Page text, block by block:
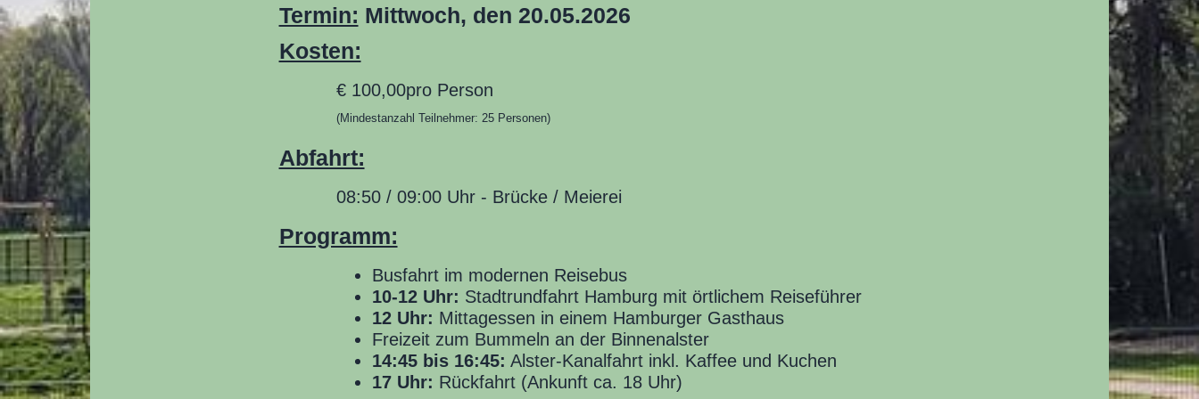
Termin: Mittwoch, den 20.05.2026
Kosten:
€ 100,00pro Person
(Mindestanzahl Teilnehmer: 25Personen)
Abfahrt:
08:50 / 09:00Uhr - Brücke / Meierei
Programm:
Busfahrt im modernen Reisebus
10-12 Uhr: Stadtrundfahrt Hamburg mit örtlichem Reiseführer
12 Uhr: Mittagessen in einem Hamburger Gasthaus
Freizeit zum Bummeln an der Binnenalster
14:45 bis 16:45: Alster-Kanalfahrt inkl. Kaffee und Kuchen
17 Uhr: Rückfahrt (Ankunft ca. 18 Uhr)